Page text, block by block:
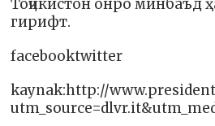
Тоҷикистон онро минбаъд
гирифт.
facebooktwitter
kaynak:http://